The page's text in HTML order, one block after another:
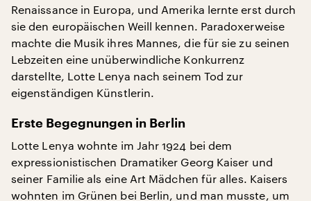
Renaissance in Europa, und Amerika lernte erst durch
sie den europäischen Weill kennen. Paradoxerweise
machte die Musik ihres Mannes, die für sie zu seinen
Lebzeiten eine unüberwindliche Konkurrenz
darstellte, Lotte Lenya nach seinem Tod zur
eigenständigen Künstlerin.
Erste Begegnungen in Berlin
Lotte Lenya wohnte im Jahr 1924 bei dem
expressionistischen Dramatiker Georg Kaiser und
seiner Familie als eine Art Mädchen für alles. Kaisers
wohnten im Grünen bei Berlin, und man musste, um